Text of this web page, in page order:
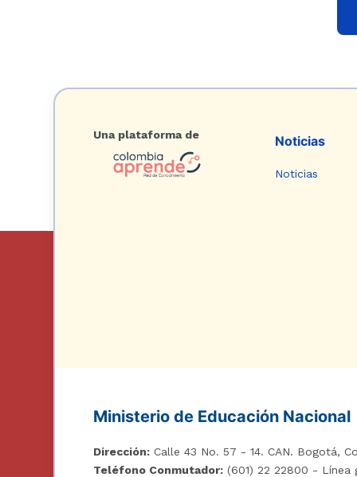
Una plataforma de Noticias
Noticias
Ministerio de Educación Nacional
Dirección:Calle 43 No. 57 - 14. CAN. Bogotá,
Teléfono Conmutador:(601) 22 22800 - Línea